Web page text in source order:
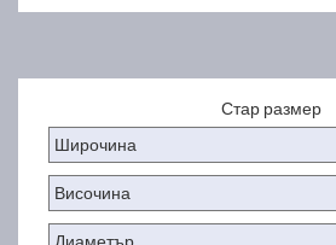
Стар размер